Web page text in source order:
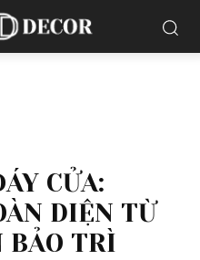
CỬA:
DIỆN TỪ
BẢO TRÌ